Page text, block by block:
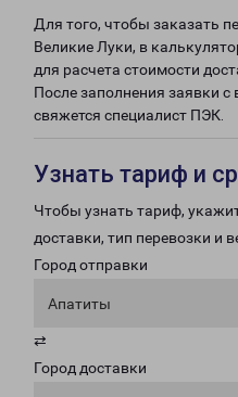
Для того, чтобы заказать
Великие Луки, в
для расчета стоимости
После заполнения заявки с
свяжется специалист ПЭК.
Узнать тариф и
Чтобы узнать тариф,
доставки, тип перевозки и
Город отправки
Апатиты
⇄
Город доставки